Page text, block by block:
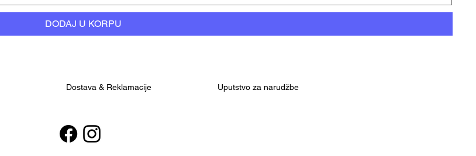
DODAJ U KORPU
Dostava & Reklamacije Uputstvo za narudžbe